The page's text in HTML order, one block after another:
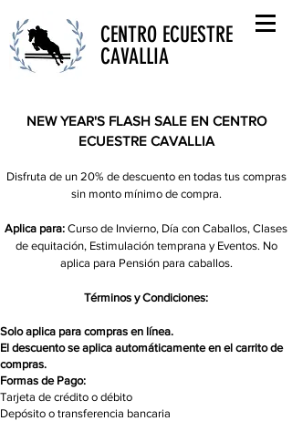
CENTRO ECUESTRE
CAVALLIA
NEW YEAR'S FLASH SALE EN CENTRO
ECUESTRE CAVALLIA​
Disfruta de un 20% de descuento en todas tus compras
sin monto mínimo de compra.
Aplica para: Curso de Invierno, Día con Caballos, Clases
de equitación, Estimulación temprana y Eventos. No
aplica para Pensión para caballos.
Términos y Condiciones:
Solo aplica para compras en línea.
El descuento se aplica automáticamente en el carrito de
compras.
Formas de Pago:
Tarjeta de crédito o débito
Depósito o transferencia bancaria